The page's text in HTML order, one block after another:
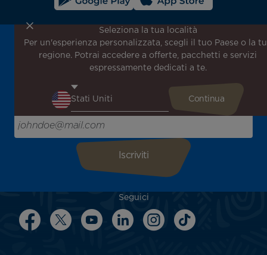
Iscriviti alla nostra newsletter per ricevere le ultime
notizie!
Ricevi per primo tutte le nostre offerte e promozioni
per il tuo prossimo viaggio!
Inserisci la tua email qui
Seguici
Seleziona la tua località
Per un'esperienza personalizzata, scegli il tuo Paese o la
regione. Potrai accedere a offerte, pacchetti e servizi
espressamente dedicati a te.